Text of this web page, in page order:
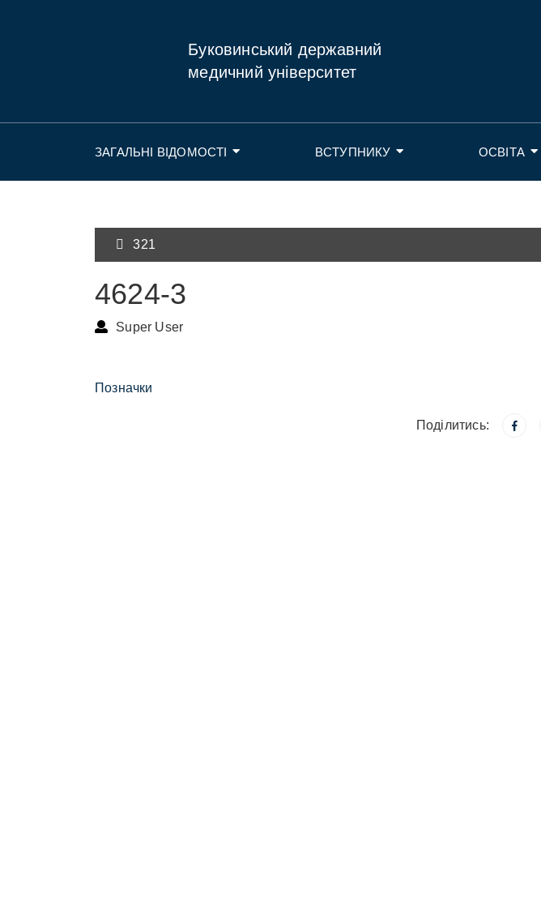
Буковинський державний
медичний університет
ЗАГАЛЬНІ ВІДОМОСТІ ВСТУПНИКУ ОСВІТА
321
4624-3
Super User
Позначки
Поділитись: